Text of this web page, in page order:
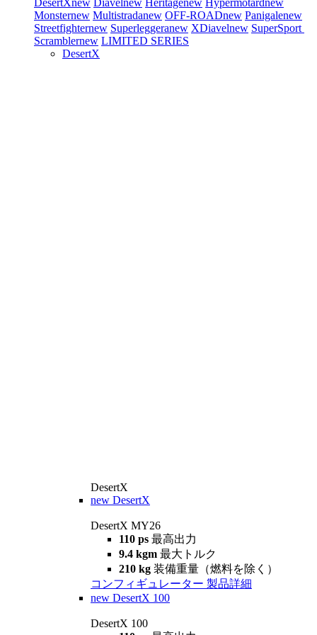
DesertXnew Diavelnew Heritagenew Hypermotardnew
Monsternew Multistradanew OFF-ROADnew Panigalenew
Streetfighternew Superleggeranew XDiavelnew SuperSport
Scramblernew LIMITED SERIES
DesertX
DesertX
new DesertX
DesertX MY26
110 ps 最高出力
9.4 kgm 最大トルク
210 kg 装備重量（燃料を除く）
コンフィギュレーター 製品詳細
new DesertX 100
DesertX 100